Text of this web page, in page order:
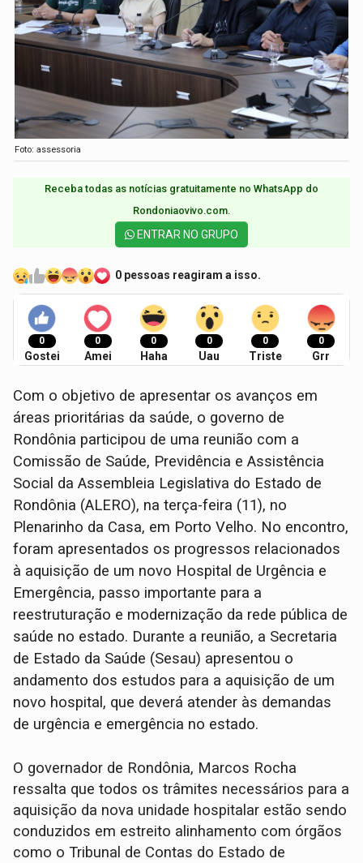
Foto: assessoria
Receba todas as notícias gratuitamente no WhatsApp do
Rondoniaovivo.com.​
ENTRAR NO GRUPO
0 pessoas reagiram a isso.
0
Gostei
0
Amei
0
Haha
0
Uau
0
Triste
0
Grr
Com o objetivo de apresentar os avanços em
áreas prioritárias da saúde, o governo de
Rondônia participou de uma reunião com a
Comissão de Saúde, Previdência e Assistência
Social da Assembleia Legislativa do Estado de
Rondônia (ALERO), na terça-feira (11), no
Plenarinho da Casa, em Porto Velho. No encontro,
foram apresentados os progressos relacionados
à aquisição de um novo Hospital de Urgência e
Emergência, passo importante para a
reestruturação e modernização da rede pública de
saúde no estado. Durante a reunião, a Secretaria
de Estado da Saúde (Sesau) apresentou o
andamento dos estudos para a aquisição de um
novo hospital, que deverá atender às demandas
de urgência e emergência no estado.
O governador de Rondônia, Marcos Rocha
ressalta que todos os trâmites necessários para a
aquisição da nova unidade hospitalar estão sendo
conduzidos em estreito alinhamento com órgãos
como o Tribunal de Contas do Estado de